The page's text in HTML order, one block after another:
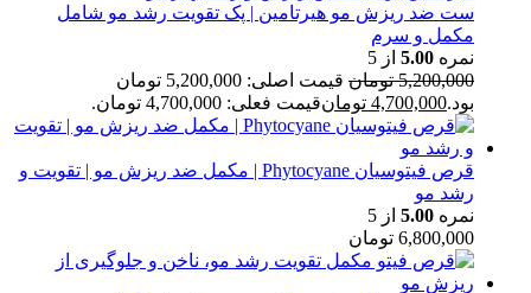
ست ضد ریزش مو هیرتامین | پک تقویت رشد مو شامل
مکمل و سرم
نمره 5.00 از 5
5,200,000 تومان
قیمت اصلی: 5,200,000 تومان
بود.4,700,000 تومانقیمت فعلی: 4,700,000 تومان.
قرص فیتوسیان Phytocyane | مکمل ضد ریزش مو | تقویت و
رشد مو
نمره 5.00 از 5
6,800,000 تومان